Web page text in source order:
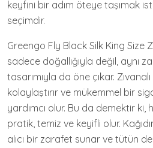
keyfini bir adım öteye taşımak
seçimdir.
Greengo Fly Black Silk King Size
sadece doğallığıyla değil, aynı
tasarımıyla da öne çıkar.
kolaylaştırır ve mükemmel bir
yardımcı olur. Bu da demektir
pratik, temiz ve keyifli olur.
alıcı bir zarafet sunar ve tütün